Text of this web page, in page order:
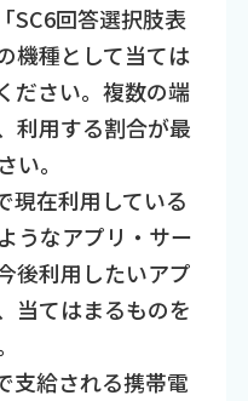
SC6回答選択肢表
機種として当ては
ださい。複数の端
利用する割合が最
。
在利用している
うなアプリ・サー
後利用したいアプ
当てはまるものを
給される携帯電